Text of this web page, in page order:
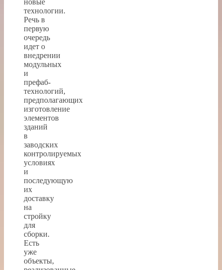
технологии.
Речь в
первую
очередь
идет о
внедрении
модульных
и
префаб-
технологий,
предполагающих
изготовление
элементов
зданий
в
заводских
контролируемых
условиях
и
последующую
их
доставку
на
стройку
для
сборки.
Есть
уже
объекты,